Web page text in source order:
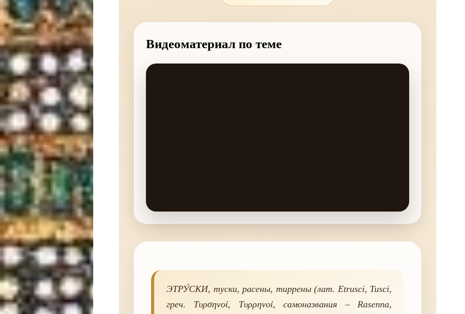
Видеоматериал по теме
ЭТРУ́СКИ, туски, расены, тиррены (лат. Etrusci, Tusci,
греч. Τυρσηνοί, Τυρρηνοί, самоназвания – Rasenna,